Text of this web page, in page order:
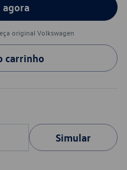
agora
original Volkswagen
carrinho
Simular